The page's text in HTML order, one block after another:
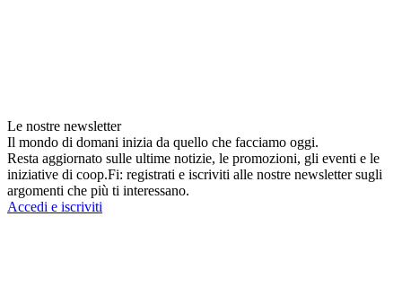
Le nostre newsletter
Il mondo di domani inizia da quello che facciamo oggi.
Resta aggiornato sulle ultime notizie, le promozioni, gli eventi e le
iniziative di coop.Fi: registrati e iscriviti alle nostre newsletter sugli
argomenti che più ti interessano.
Accedi e iscriviti